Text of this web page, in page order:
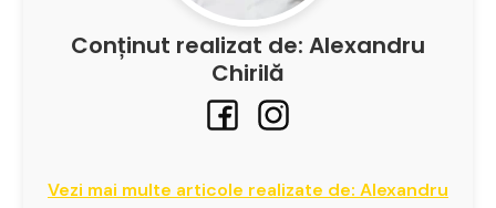
Conținut realizat de: Alexandru
Chirilă
Vezi mai multe articole realizate de: Alexandru